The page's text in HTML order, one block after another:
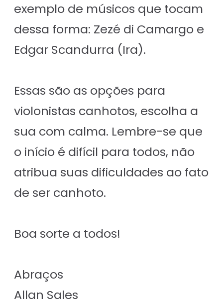
exemplo de músicos que tocam
dessa forma: Zezé di Camargo e
Edgar Scandurra (Ira).
Essas são as opções para
violonistas canhotos, escolha a
sua com calma. Lembre-se que
o início é difícil para todos, não
atribua suas dificuldades ao fato
de ser canhoto.
Boa sorte a todos!
Abraços
Allan Sales